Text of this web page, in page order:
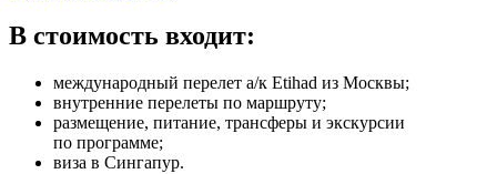
В стоимость входит:
международный перелет а/к Etihad из Москвы;
внутренние перелеты по маршруту;
размещение, питание, трансферы и экскурсии
по программе;
виза в Сингапур.